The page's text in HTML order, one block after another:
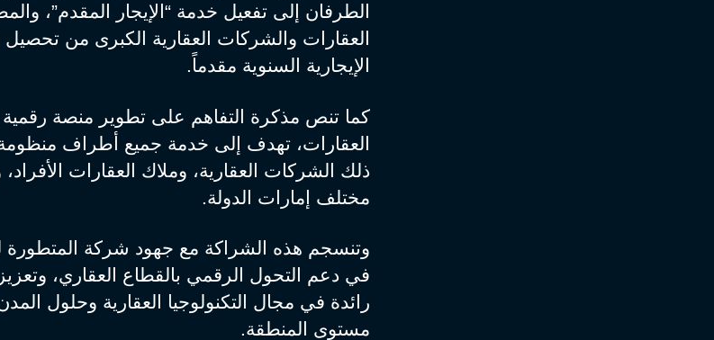
الطرفان إلى تفعيل خدمة “الإيجار المقدم”،
العقارات والشركات العقارية الكبرى من
الإيجارية السنوية مقدماً.
كما تنص مذكرة التفاهم على تطوير منصة رقمية
العقارات، تهدف إلى خدمة جميع أطراف منظومة
ذلك الشركات العقارية، وملاك العقارات
مختلف إمارات الدولة.
وتنسجم هذه الشراكة مع جهود شركة المتطورة
في دعم التحول الرقمي بالقطاع العقاري،
رائدة في مجال التكنولوجيا العقارية وحلول
مستوى المنطقة.